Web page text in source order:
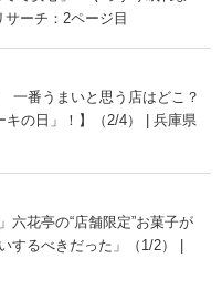
ーチ：2ページ目
一番うまいと思う店はどこ？
キの日」！】（2/4） | 兵庫県
六花亭の“店舗限定”お菓子が
るべきだった」（1/2） |